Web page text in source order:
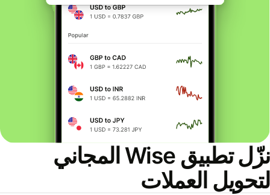
نزّل تطبيق Wise المجاني
العملات